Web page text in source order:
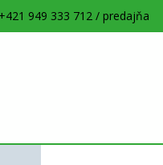
+421 949 333 712 / predajňa